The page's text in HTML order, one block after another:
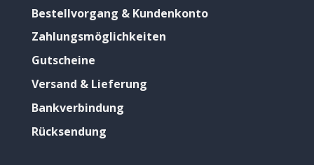
Bestellvorgang & Kundenkonto
Zahlungsmöglichkeiten
Gutscheine
Versand & Lieferung
Bankverbindung
Rücksendung